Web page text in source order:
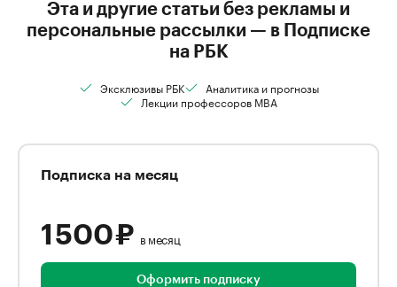
Эта и другие статьи без рекламы и
персональные рассылки — в Подписке
на РБК
Эксклюзивы РБК
Аналитика и прогнозы
Лекции профессоров MBA
Подписка на месяц
1 500 ₽ в месяц
Оформить подписку